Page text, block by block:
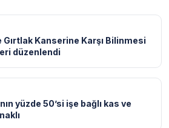
Gırtlak Kanserine Karşı Bilinmesi
düzenlendi
yüzde 50’si işe bağlı kas ve